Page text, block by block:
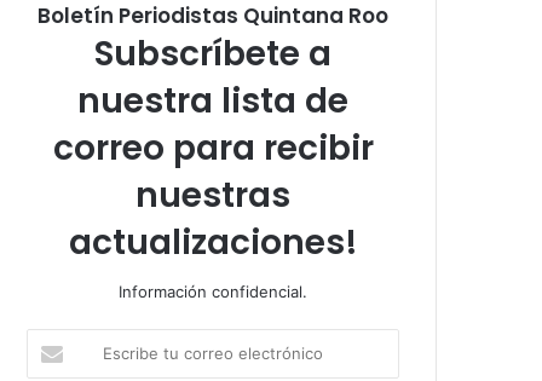
Boletín Periodistas Quintana Roo
Subscríbete a
nuestra lista de
correo para recibir
nuestras
actualizaciones!
Información confidencial.
tu